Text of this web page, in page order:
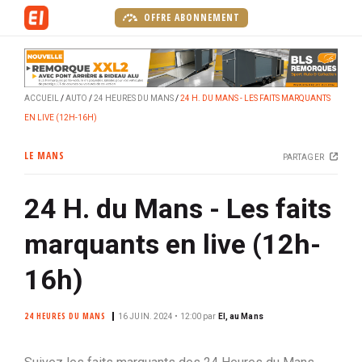
OFFRE ABONNEMENT
ACCUEIL AUTO 24 HEURES DU MANS 24 H. DU MANS - LES FAITS MARQUANTS
EN LIVE (12H-16H)
LE MANS PARTAGER
24 H. du Mans - Les faits
marquants en live (12h-
16h)
24 HEURES DU MANS 16 JUIN. 2024 • 12:00 par EI, au Mans